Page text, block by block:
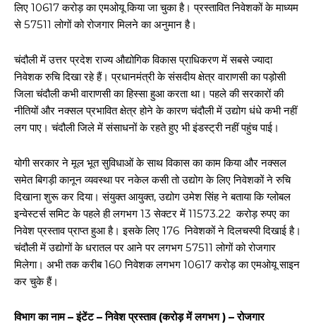
लिए 10617 करोड़ का एमओयू किया जा चुका है। प्रस्तावित निवेशकों के माध्यम
से 57511 लोगों को रोजगार मिलने का अनुमान है।
चंदौली में उत्तर प्रदेश राज्य औद्योगिक विकास प्राधिकरण में सबसे ज्यादा
निवेशक रुचि दिखा रहे हैं। प्रधानमंत्री के संसदीय क्षेत्र वाराणसी का पड़ोसी
जिला चंदौली कभी वाराणसी का हिस्सा हुआ करता था। पहले की सरकारों की
नीतियों और नक्सल प्रभावित क्षेत्र होने के कारण चंदौली में उद्योग धंधे कभी नहीं
लग पाए। चंदौली जिले में संसाधनों के रहते हुए भी इंडस्ट्री नहीं पहुंच पाई।
योगी सरकार ने मूल भूत सुविधाओं के साथ विकास का काम किया और नक्सल
समेत बिगड़ी कानून व्यवस्था पर नकेल कसी तो उद्योग के लिए निवेशकों ने रुचि
दिखाना शुरू कर दिया। संयुक्त आयुक्त, उद्योग उमेश सिंह ने बताया कि ग्लोबल
इन्वेस्टर्स समिट के पहले ही लगभग 13 सेक्टर में 11573.22 करोड़ रुपए का
निवेश प्रस्ताव प्राप्त हुआ है। इसके लिए 176 निवेशकों ने दिलचस्पी दिखाई है।
चंदौली में उद्योगों के धरातल पर आने पर लगभग 57511 लोगों को रोजगार
मिलेगा। अभी तक करीब 160 निवेशक लगभग 10617 करोड़ का एमओयू साइन
कर चुके हैं।
विभाग का नाम – इंटेंट – निवेश प्रस्ताव (करोड़ में लगभग ) – रोजगार